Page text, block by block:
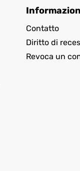
Contatto
Diritto di
Revoca un